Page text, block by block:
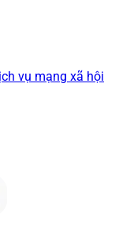
vụ mạng xã hội